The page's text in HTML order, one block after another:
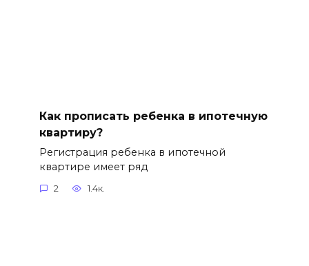
Как прописать ребенка в ипотечную
квартиру?
Регистрация ребенка в ипотечной
квартире имеет ряд
2 1.4к.